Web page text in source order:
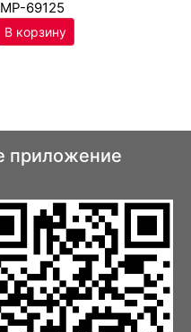
MP-69125